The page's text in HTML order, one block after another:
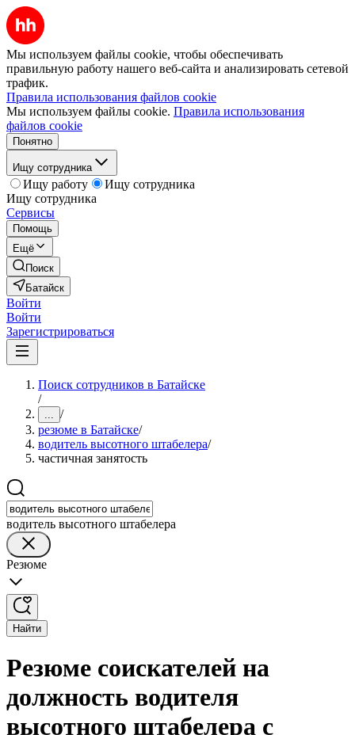
Мы используем файлы cookie, чтобы обеспечивать
правильную работу нашего веб-сайта и анализировать сетевой
трафик.
Правила использования файлов cookie
Мы используем файлы cookie. Правила использования
файлов cookie
Понятно
Ищу сотрудника
Ищу работу
Ищу сотрудника
Ищу сотрудника
Сервисы
Помощь
Ещё
Поиск
Батайск
Войти
Войти
Зарегистрироваться
Поиск сотрудников в Батайске
/
... /
резюме в Батайске/
водитель высотного штабелера/
частичная занятость
водитель высотного штабелера
Резюме
Найти
Резюме соискателей на
должность водителя
высотного штабелера с